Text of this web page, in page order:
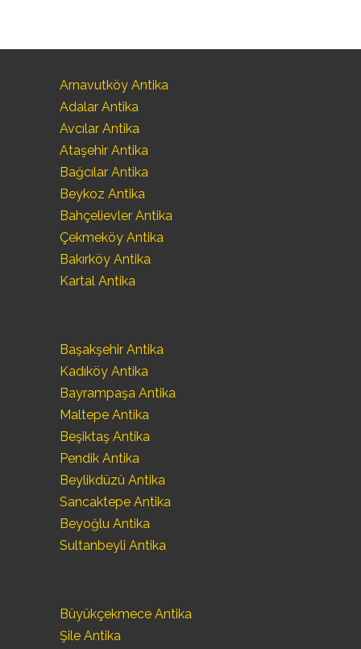
Arnavutköy Antika
Adalar Antika
Avcılar Antika
Ataşehir Antika
Bağcılar Antika
Beykoz Antika
Bahçelievler Antika
Çekmeköy Antika
Bakırköy Antika
Kartal Antika
Başakşehir Antika
Kadıköy Antika
Bayrampaşa Antika
Maltepe Antika
Beşiktaş Antika
Pendik Antika
Beylikdüzü Antika
Sancaktepe Antika
Beyoğlu Antika
Sultanbeyli Antika
Büyükçekmece Antika
Şile Antika